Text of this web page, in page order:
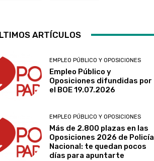
ARTÍCULOS
EMPLEO PÚBLICO Y OPOSICIONES
Empleo Público y
Oposiciones difundidas por
el BOE 19.07.2026
EMPLEO PÚBLICO Y OPOSICIONES
Más de 2.800 plazas en las
Oposiciones 2026 de Policía
Nacional: te quedan pocos
días para apuntarte